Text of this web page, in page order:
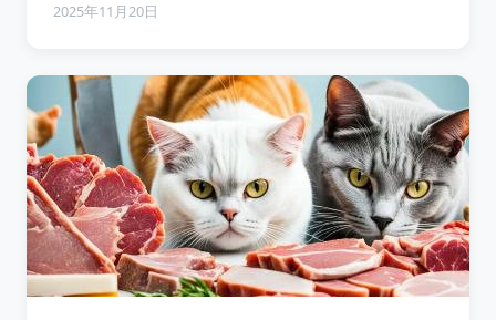
2025年11月20日